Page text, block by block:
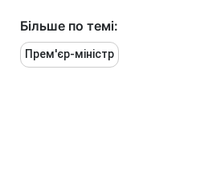
Більше по темі:
Прем'єр-міністр